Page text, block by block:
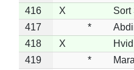
416
X
Sort
417
*
418
X
419
*